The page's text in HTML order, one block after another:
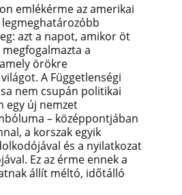
emlékérme az amerikai
azt a napot, amikor öt
a
örökre
A Függetlenségi
nem csupán politikai
egy új nemzet
– középpontjában
a korszak egyik
és a nyilatkozat
Ez az érme ennek a
állít méltó, időtálló